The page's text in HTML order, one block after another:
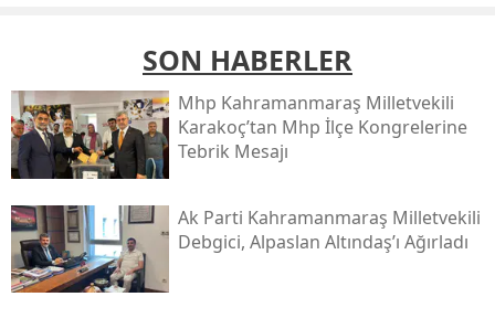
SON HABERLER
Mhp Kahramanmaraş Milletvekili
Karakoç’tan Mhp İlçe Kongrelerine
Tebrik Mesajı
Ak Parti Kahramanmaraş Milletvekili
Debgici, Alpaslan Altındaş’ı Ağırladı